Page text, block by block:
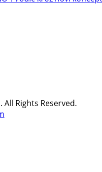
Rights Reserved.